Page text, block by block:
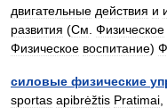
двигательные действия и
развития (См Физическое
Физическое воспитание) Ф
силовые физические
sportas apibrėžtis Pratimai